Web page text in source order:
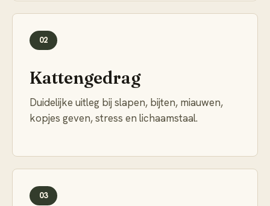
02
Kattengedrag
Duidelijke uitleg bij slapen, bijten, miauwen,
kopjes geven, stress en lichaamstaal.
03